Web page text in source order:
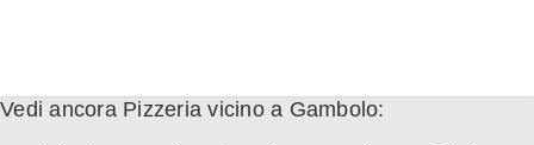
Vedi ancora Pizzeria vicino a Gambolo: